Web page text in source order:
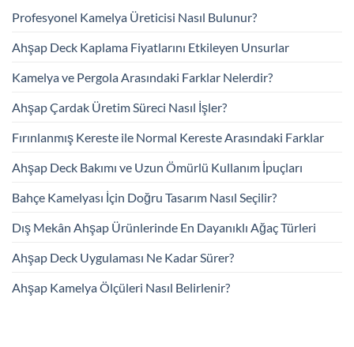
Profesyonel Kamelya Üreticisi Nasıl Bulunur?
Ahşap Deck Kaplama Fiyatlarını Etkileyen Unsurlar
Kamelya ve Pergola Arasındaki Farklar Nelerdir?
Ahşap Çardak Üretim Süreci Nasıl İşler?
Fırınlanmış Kereste ile Normal Kereste Arasındaki Farklar
Ahşap Deck Bakımı ve Uzun Ömürlü Kullanım İpuçları
Bahçe Kamelyası İçin Doğru Tasarım Nasıl Seçilir?
Dış Mekân Ahşap Ürünlerinde En Dayanıklı Ağaç Türleri
Ahşap Deck Uygulaması Ne Kadar Sürer?
Ahşap Kamelya Ölçüleri Nasıl Belirlenir?